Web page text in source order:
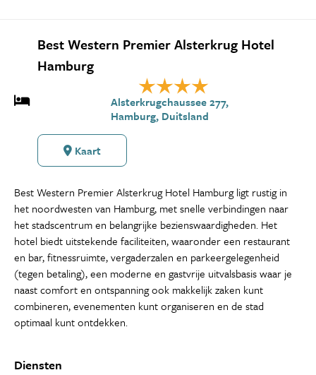
Best Western Premier Alsterkrug Hotel
Hamburg
Alsterkrugchaussee 277,
Hamburg, Duitsland
Kaart
Best Western Premier Alsterkrug Hotel Hamburg ligt rustig in
het noordwesten van Hamburg, met snelle verbindingen naar
het stadscentrum en belangrijke bezienswaardigheden. Het
hotel biedt uitstekende faciliteiten, waaronder een restaurant
en bar, fitnessruimte, vergaderzalen en parkeergelegenheid
(tegen betaling), een moderne en gastvrije uitvalsbasis waar je
naast comfort en ontspanning ook makkelijk zaken kunt
combineren, evenementen kunt organiseren en de stad
optimaal kunt ontdekken.
Diensten